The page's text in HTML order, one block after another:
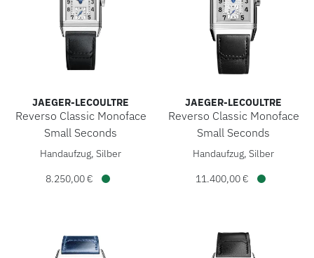
JAEGER-LECOULTRE
Reverso Classic Monoface
Small Seconds
Jaeger-LeCoultre Reverso Classic Monoface Small
Handaufzug, Silber
8.250,00 €
JAEGER-LECOULTRE
Reverso Classic Monoface
Small Seconds
Jaeger-LeCoultre Reverso
Handaufzug, Silber
11.400,00 €